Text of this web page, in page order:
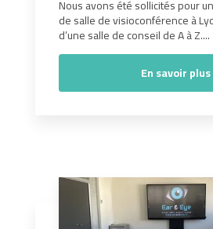
Nous avons été sollicités pour
de salle de visioconférence à
d’une salle de conseil de A à Z....
En savoir plus